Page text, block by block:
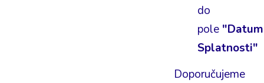
do
pole "Datum
Splatnosti"
Doporučujeme